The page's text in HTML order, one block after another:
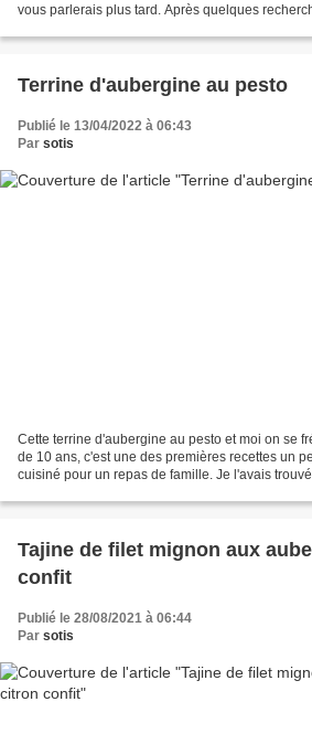
vous parlerais plus tard. Après quelques
Terrine d'aubergine au pesto
Publié le 13/04/2022 à 06:43
Par sotis
Cette terrine d'aubergine au pesto et moi on se
de 10 ans, c'est une des premières recettes un
cuisiné pour un repas de famille. Je l'avais
Tajine de filet mignon aux
confit
Publié le 28/08/2021 à 06:44
Par sotis